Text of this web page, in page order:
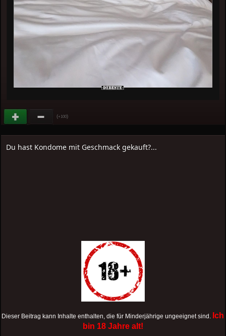
(+100)
Du hast Kondome mit Geschmack gekauft?...
Dieser Beitrag kann Inhalte enthalten, die für Minderjährige ungeeignet sind. Ich
bin 18 Jahre alt!